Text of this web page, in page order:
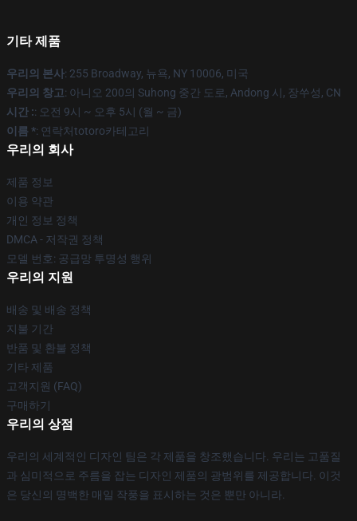
기타 제품
우리의 본사: 255 Broadway, 뉴욕, NY 10006, 미국
우리의 창고: 아니오 200의 Suhong 중간 도로, Andong 시, 장쑤성, CN
시간 :: 오전 9시 ~ 오후 5시 (월 ~ 금)
이름 *: 연락처totoro카테고리
우리의 회사
제품 정보
이용 약관
개인 정보 정책
DMCA - 저작권 정책
모델 번호: 공급망 투명성 행위
우리의 지원
배송 및 배송 정책
지불 기간
반품 및 환불 정책
기타 제품
고객지원 (FAQ)
구매하기
우리의 상점
우리의 세계적인 디자인 팀은 각 제품을 창조했습니다. 우리는 고품질
과 심미적으로 주름을 잡는 디자인 제품의 광범위를 제공합니다. 이것
은 당신의 명백한 매일 작풍을 표시하는 것은 뿐만 아니라.